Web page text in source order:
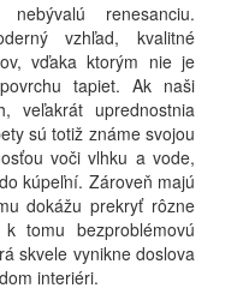
renesanciu.
vzhľad, kvalitné
vďaka ktorým nie je
tapiet. Ak naši
veľakrát uprednostnia
sú totiž známe svojou
voči vlhku a vode,
kúpeľní. Zároveň majú
dokážu prekryť rôzne
tomu bezproblémovú
skvele vynikne doslova
interiéri.